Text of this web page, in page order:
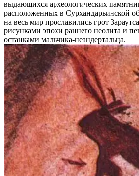
выдающихся археологических
расположенных в Сурхандарьинской
на весь мир прославились грот
рисунками эпохи раннего неолита и
останками мальчика-неандертальца.